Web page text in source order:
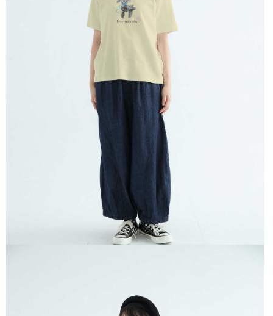
※ 請注意：結帳手續完成當下不需立刻繳費，但若您需要取消訂單，請聯絡
購買商品的店家。未經商家同意取消之訂單仍視為有效，需透過AFTEE先享
※ 交易是否成功請以「AFTEE先享後付 」之結帳頁面顯示為準，若有關於
是否繳費成功／繳費後需取消欲退款等相關疑問，請聯繫「AFTEE先享後付
https://netprotections.freshdesk.com/support/home
１．透過由恩沛科技股份有限公司提供之「AFTEE先享後付」服務完成之交
易，需依本服務之必要範圍內提供個人資料，並將交易相關給付款項請求債
權轉讓予恩沛科技股份有限公司。
２．關於個人資料處理事宜，請瀏覽以下網址：
https://aftee.tw/terms/#terms3
３．未成年的使用者請事先徵得法定代理人或監護人之同意方可使用
「AFTEE先享後付」，若未經同意申辦者引起之損失，本公司不負相關責
４．使用「AFTEE先享後付」時，將依據個別帳號之用戶狀況，依本公司即
時審查核予不同之上限額度；若仍有額度不足之情形，本公司將視審查結果
５．嚴禁一人註冊多個帳號或使用他人資訊註冊。若發現惡意使用之情形，
恩沛科技股份有限公司將有權停止該用戶之使用額度並採取法律行動。
每筆NT$80，滿NT$1,200(含以上)免運費